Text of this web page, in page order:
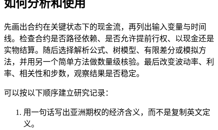
如何分析和使用
先画出合约在关键状态下的现金流，再列出输入变量与时间
线。检查合约是否路径依赖、是否允许提前行权、以现金还是
实物结算。随后选择解析公式、树模型、有限差分或模拟方
法，并用另一个简单方法做数量级核验。最后改变波动率、利
率、相关性和步数，观察结果是否稳定。
可以按以下顺序建立研究记录：
用一句话写出亚洲期权的经济含义，而不是复制英文定
义。